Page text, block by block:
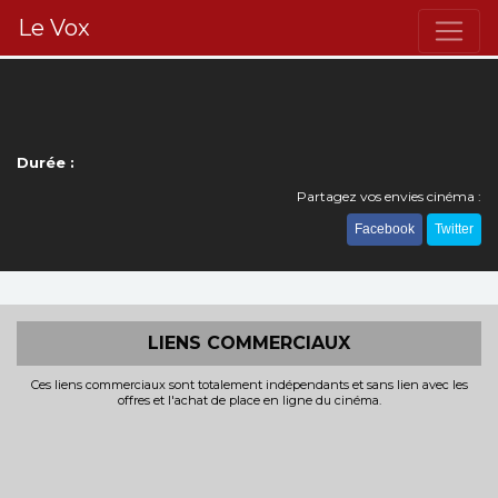
Le Vox
Durée :
Partagez vos envies cinéma :
Facebook Twitter
LIENS COMMERCIAUX
Ces liens commerciaux sont totalement indépendants et sans lien avec les
offres et l'achat de place en ligne du cinéma.